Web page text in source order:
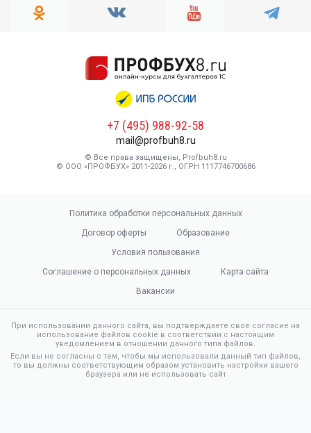
+7 (495) 988-92-58
mail@profbuh8.ru
© Все права защищены, Profbuh8.ru
© ООО «ПРОФБУХ» 2011-2026 г., ОГРН 1117746700686
Политика обработки персональных данных
Договор оферты
Образование
Условия пользования
Соглашение о персональных данных
Карта сайта
Вакансии
При использовании данного сайта, вы подтверждаете свое согласие на
использование файлов cookie в соответствии с настоящим
уведомлением в отношении данного типа файлов.
Если вы не согласны с тем, чтобы мы использовали данный тип файлов,
то вы должны соответствующим образом установить настройки вашего
браузера или не использовать сайт